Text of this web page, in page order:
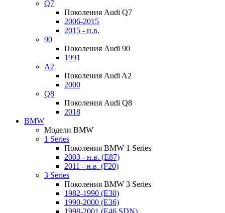
Q7
Поколения Audi Q7
2006-2015
2015 - н.в.
90
Поколения Audi 90
1991
A2
Поколения Audi A2
2000
Q8
Поколения Audi Q8
2018
BMW
Модели BMW
1 Series
Поколения BMW 1 Series
2003 - н.в. (E87)
2011 - н.в. (F20)
3 Series
Поколения BMW 3 Series
1982-1990 (E30)
1990-2000 (E36)
1998-2001 (E46 SDN)